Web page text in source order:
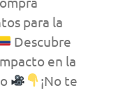
para la
Descubre
en la
¡No te